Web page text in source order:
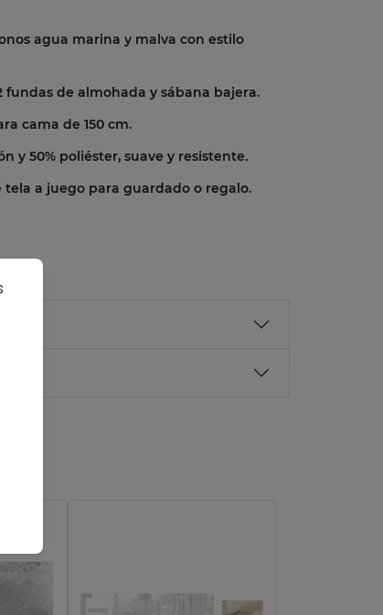
agua marina y malva con estilo
fundas de almohada y sábana bajera.
cama de 150 cm.
y 50% poliéster, suave y resistente.
tela a juego para guardado o regalo.